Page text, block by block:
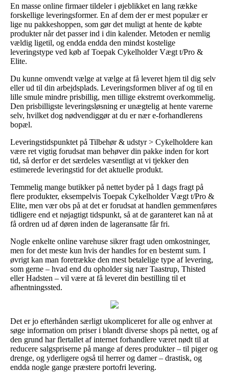
En masse online firmaer tildeler i øjeblikket en lang række
forskellige leveringsformer. En af dem der er mest populær er
lige nu pakkeshoppen, som gør det muligt at hente de købte
produkter når det passer ind i din kalender. Metoden er nemlig
vældig ligetil, og endda endda den mindst kostelige
leveringstype ved køb af Toepak Cykelholder Vægt t/Pro &
Elite.
Du kunne omvendt vælge at vælge at få leveret hjem til dig selv
eller ud til din arbejdsplads. Leveringsformen bliver af og til en
lille smule mindre prisbillig, men tillige ekstremt overkommelig.
Den prisbilligste leveringsløsning er unægtelig at hente varerne
selv, hvilket dog nødvendiggør at du er nær e-forhandlerens
bopæl.
Leveringstidspunktet på Tilbehør & udstyr > Cykelholdere kan
være ret vigtig forudsat man behøver din pakke inden for kort
tid, så derfor er det særdeles væsentligt at vi tjekker den
estimerede leveringstid for det aktuelle produkt.
Temmelig mange butikker på nettet byder på 1 dags fragt på
flere produkter, eksempelvis Toepak Cykelholder Vægt t/Pro &
Elite, men vær obs på at det er forudsat at handlen gemmenføres
tidligere end et nøjagtigt tidspunkt, så at de garanteret kan nå at
få ordren ud af døren inden de lageransatte får fri.
Nogle enkelte online varehuse sikrer fragt uden omkostninger,
men for det meste kun hvis der handles for en bestemt sum. I
øvrigt kan man foretrække den mest betalelige type af levering,
som gerne – hvad end du opholder sig nær Taastrup, Thisted
eller Hadsten – vil være at få leveret din bestilling til et
afhentningssted.
Det er jo efterhånden særligt ukompliceret for alle og enhver at
søge information om priser i blandt diverse shops på nettet, og af
den grund har flertallet af internet forhandlere været nødt til at
reducere salgspriserne på mange af deres produkter – til piger og
drenge, og yderligere også til herrer og damer – drastisk, og
endda nogle gange præstere portofri levering.